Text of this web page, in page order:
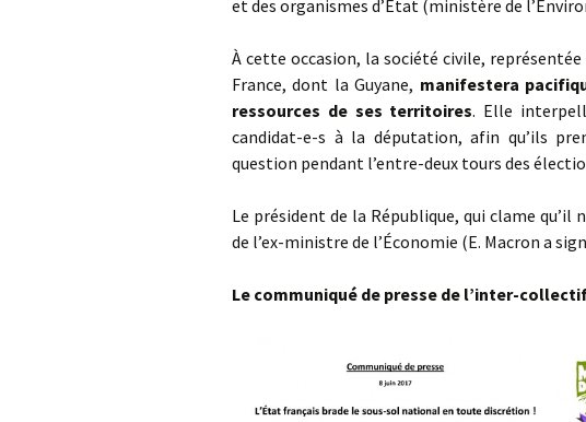
et des organismes d’État (ministère de
À cette occasion, la société civile,
France, dont la Guyane, manifestera
ressources de ses territoires. Elle
candidat-e-s à la députation, afin qu’ils
question pendant l’entre-deux tours des
Le président de la République, qui clame qu’il
de l’ex-ministre de l’Économie (E. Macron a
Le communiqué de presse de l’inter-